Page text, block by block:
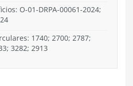
O-01-DRPA-00061-2024;
1740; 2700; 2787;
3282; 2913